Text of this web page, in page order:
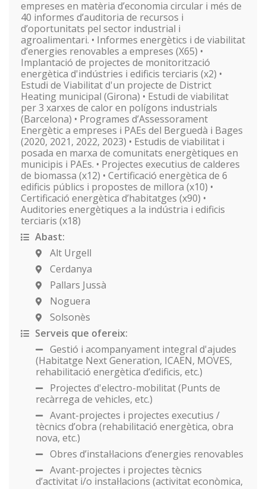
empreses en matèria d’economia circular i més de
40 informes d’auditoria de recursos i
d’oportunitats pel sector industrial i
agroalimentari. • Informes energètics i de viabilitat
d’energies renovables a empreses (X65) •
Implantació de projectes de monitorització
energètica d'indústries i edificis terciaris (x2) •
Estudi de Viabilitat d'un projecte de District
Heating municipal (Girona) • Estudi de viabilitat
per 3 xarxes de calor en polígons industrials
(Barcelona) • Programes d’Assessorament
Energètic a empreses i PAEs del Berguedà i Bages
(2020, 2021, 2022, 2023) • Estudis de viabilitat i
posada en marxa de comunitats energètiques en
municipis i PAEs. • Projectes executius de calderes
de biomassa (x12) • Certificació energètica de 6
edificis públics i propostes de millora (x10) •
Certificació energètica d’habitatges (x90) •
Auditories energètiques a la indústria i edificis
terciaris (x18)
Abast:
Alt Urgell
Cerdanya
Pallars Jussà
Noguera
Solsonès
Serveis que ofereix:
Gestió i acompanyament integral d'ajudes
(Habitatge Next Generation, ICAEN, MOVES,
rehabilitació energètica d’edificis, etc.)
Projectes d'electro-mobilitat (Punts de
recàrrega de vehicles, etc.)
Avant-projectes i projectes executius /
tècnics d’obra (rehabilitació energètica, obra
nova, etc.)
Obres d’instal·lacions d’energies renovables
Avant-projectes i projectes tècnics
d’activitat i/o instal·lacions (activitat econòmica,